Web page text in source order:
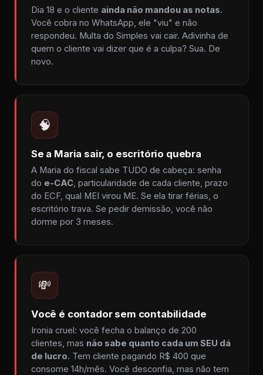
Dia 18 e o cliente ainda não mandou as notas.
Você cobra no WhatsApp, ele "viu" e não
respondeu. Multa do Simples vai cair. Adivinha de
quem o cliente vai dizer que é a culpa? Sua. De
novo.
🧠
Se a Maria sair, o escritório quebra
A Maria do fiscal sabe TUDO de cabeça: senha
do e-CAC, particularidade de cada cliente, prazo
do ECF, qual MEI virou ME. Se ela tirar férias, o
escritório trava. Se pedir demissão, você não
dorme por 3 meses.
💸
Você é contador sem contabilidade
Ironia cruel: você fecha o balanço de 200
clientes, mas não sabe quanto cada um SEU dá
de lucro. Tem cliente pagando R$ 400 que
consome 14h/mês. Você desconfia, mas não tem